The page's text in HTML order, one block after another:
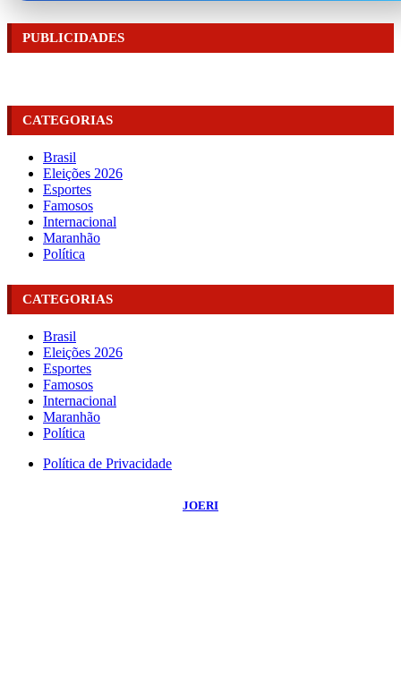
PUBLICIDADES
CATEGORIAS
Brasil
Eleições 2026
Esportes
Famosos
Internacional
Maranhão
Política
CATEGORIAS
Brasil
Eleições 2026
Esportes
Famosos
Internacional
Maranhão
Política
Política de Privacidade
JOERI